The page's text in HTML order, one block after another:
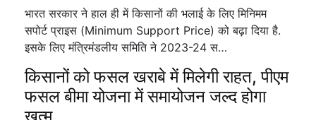
भारत सरकार ने हाल ही में किसानों की भलाई के लिए मिनिमम
सपोर्ट प्राइस (Minimum Support Price) को बढ़ा दिया है.
इसके लिए मंत्रिमंडलीय समिति ने 2023-24 स…
किसानों को फसल खराबे में मिलेगी राहत, पीएम
फसल बीमा योजना में समायोजन जल्द होगा